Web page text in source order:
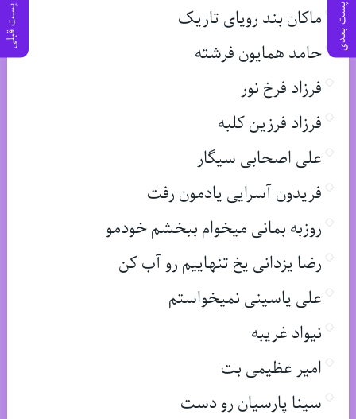
پست بعدی پست قبلی
ماکان بند رویای تاریک
حامد همایون فرشته
فرزاد فرخ نور
فرزاد فرزین کلبه
علی اصحابی سیگار
فریدون آسرایی یادمون رفت
روزبه بمانی میخوام ببخشم خودمو
رضا یزدانی یخ تنهاییم رو آب کن
علی یاسینی نمیخواستم
نیواد غریبه
امیر عظیمی بت
سینا پارسیان رو دست